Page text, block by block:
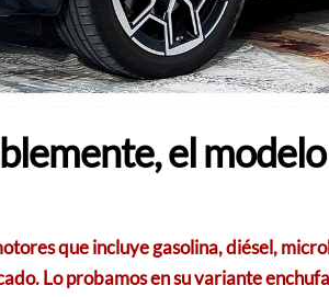
el
que incluye gasolina, diésel,
Lo probamos en su variante